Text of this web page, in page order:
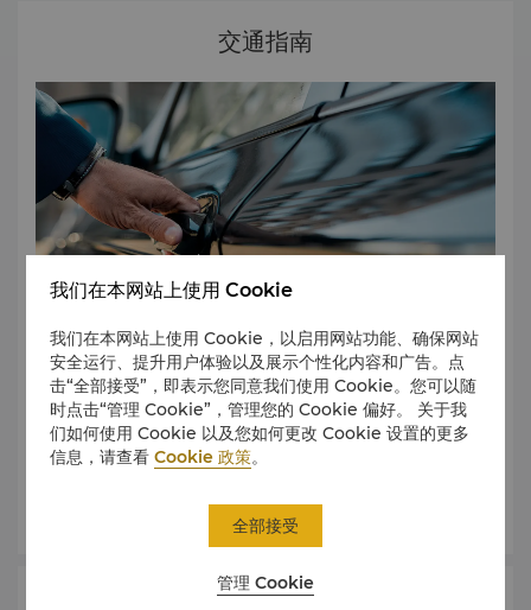
交通指南
仰光香格里拉服务式公寓坐拥宁静的皇家湖美景，把私人空间
与交通便捷融为一体，前往中心商务区交通四通八达。
了解更多
我们在本网站上使用 Cookie
我们在本网站上使用 Cookie，以启用网站功能、确保网站
安全运行、提升用户体验以及展示个性化内容和广告。点
击“全部接受”，即表示您同意我们使用 Cookie。您可以随
时点击“管理 Cookie”，管理您的 Cookie 偏好。 关于我
们如何使用 Cookie 以及您如何更改 Cookie 设置的更多
信息，请查看Cookie 政策。
管理 Cookie
全部接受